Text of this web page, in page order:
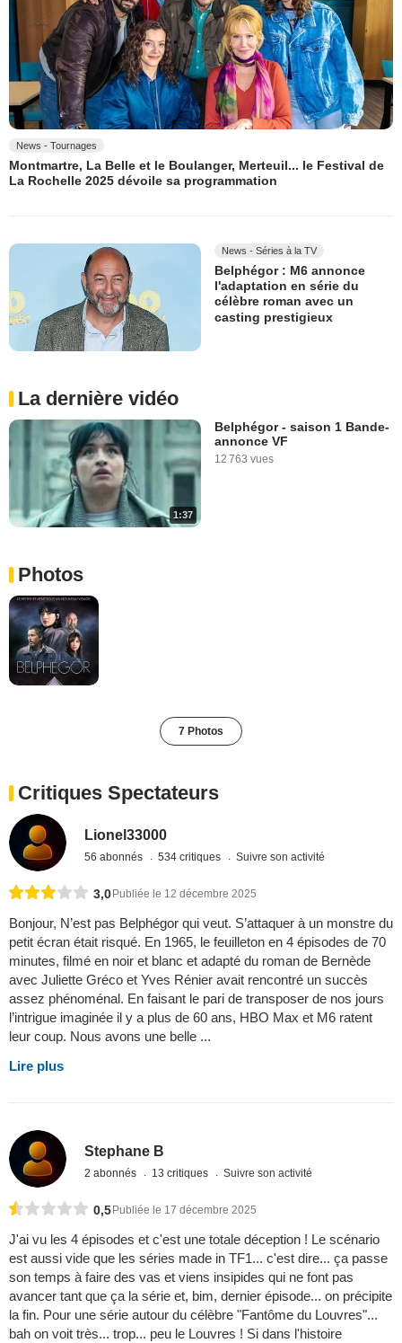
News - Tournages
Montmartre, La Belle et le Boulanger, Merteuil... le Festival de
La Rochelle 2025 dévoile sa programmation
News - Séries à la TV
Belphégor : M6 annonce
l'adaptation en série du
célèbre roman avec un
casting prestigieux
La dernière vidéo
1:37
Belphégor - saison 1 Bande-
annonce VF
12 763 vues
Photos
7 Photos
Critiques Spectateurs
Lionel33000
56 abonnés 534 critiques Suivre son activité
3,0 Publiée le 12 décembre 2025
Bonjour, N’est pas Belphégor qui veut. S’attaquer à un monstre du
petit écran était risqué. En 1965, le feuilleton en 4 épisodes de 70
minutes, filmé en noir et blanc et adapté du roman de Bernède
avec Juliette Gréco et Yves Rénier avait rencontré un succès
assez phénoménal. En faisant le pari de transposer de nos jours
l’intrigue imaginée il y a plus de 60 ans, HBO Max et M6 ratent
leur coup. Nous avons une belle ...
Lire plus
Stephane B
2 abonnés 13 critiques Suivre son activité
0,5 Publiée le 17 décembre 2025
J'ai vu les 4 épisodes et c'est une totale déception ! Le scénario
est aussi vide que les séries made in TF1... c'est dire... ça passe
son temps à faire des vas et viens insipides qui ne font pas
avancer tant que ça la série et, bim, dernier épisode... on précipite
la fin. Pour une série autour du célèbre "Fantôme du Louvres"...
bah on voit très... trop... peu le Louvres ! Si dans l'histoire